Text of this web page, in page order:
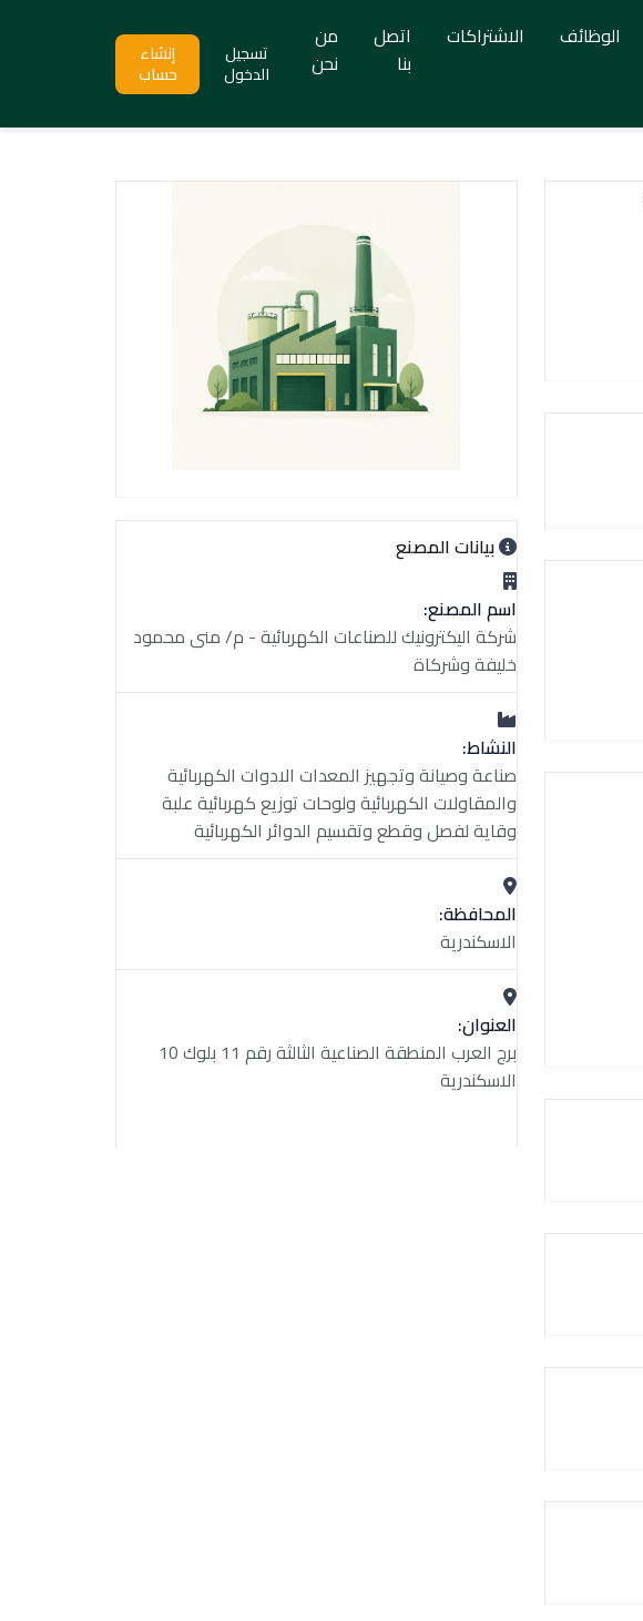
الوظائف الاشتراكات
اتصل
بنا
من
نحن
تسجيل
الدخول
إنشاء
حساب
بيانات المصنع
اسم المصنع:
شركة اليكترونيك للصناعات الكهربائية - م/ منى محمود
خليفة وشركاة
النشاط:
صناعة وصيانة وتجهيز المعدات الادوات الكهربائية
والمقاولات الكهربائية ولوحات توزيع كهربائية علبة
وقاية لفصل وقطع وتقسيم الدوائر الكهربائية
المحافظة:
الاسكندرية
العنوان:
برج العرب المنطقة الصناعية الثالثة رقم 11 بلوك 10
الاسكندرية